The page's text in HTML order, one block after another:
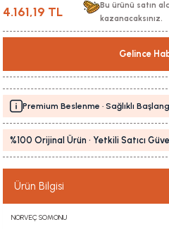
4.161,19 TL Bu ürünü satın
kazanacaksınız.
Gelince
Premium Beslenme · Sağlıklı
%100 Orijinal Ürün · Yetkili Satıcı
Ürün Bilgisi
NORVEÇ SOMONU